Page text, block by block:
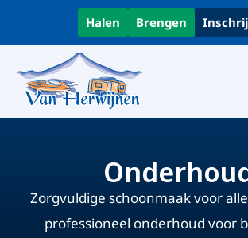
Brengen
Halen
Zorgvuldige schoonmaak voor
professioneel onderhoud voor